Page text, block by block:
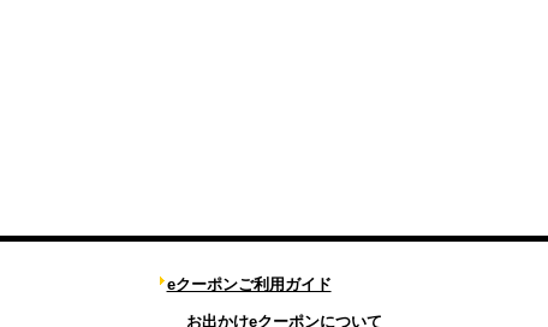
eクーポンご利用ガイド
お出かけeクーポンについて